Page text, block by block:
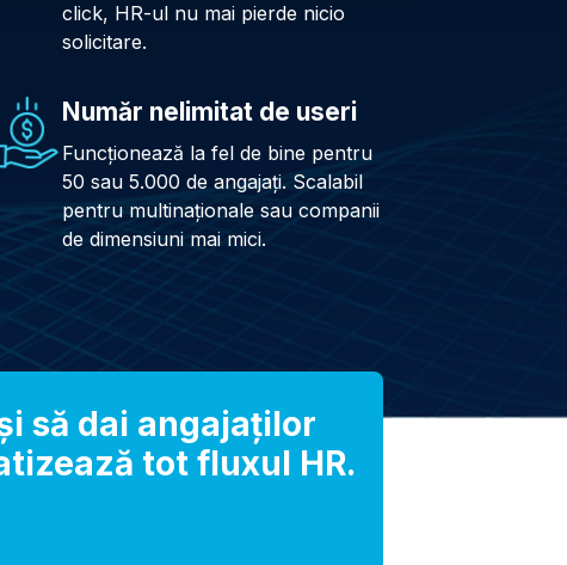
click, HR-ul nu mai pierde nicio
solicitare.
Număr nelimitat de useri
Funcționează la fel de bine pentru
50 sau 5.000 de angajați. Scalabil
pentru multinaționale sau companii
de dimensiuni mai mici.
să dai angajaților
tot fluxul HR.